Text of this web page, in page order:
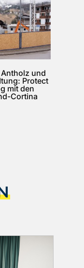
und
Protect
mit den
Cortina